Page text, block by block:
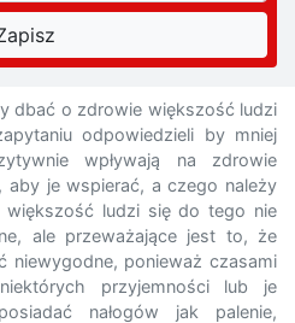
dbać o zdrowie większość ludzi
odpowiedzieli by mniej
wpływają na zdrowie
aby je wspierać, a czego należy
większość ludzi się do tego nie
ale przeważające jest to, że
niewygodne, ponieważ czasami
przyjemności lub je
nałogów jak palenie,